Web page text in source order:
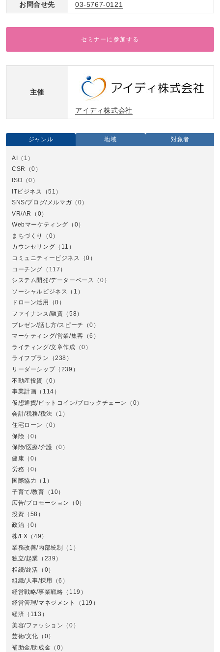
お問合せ先 03-5767-0121
セミナーに参加する
主催
アイディ株式会社
ジャンル 地域 対象者
AI （1）
CSR
（0）
ISO （0）
ITビジネス
（51）
SNS/ブログ/メルマガ （0）
VR/AR
（0）
Webマーケティング （0）
まちづくり
（0）
カウンセリング （11）
コミュニティービジネス
（0）
コーチング （117）
システム開発/データーベース （0）
ソーシャルビジネス （1）
ドローン活用
（0）
ファイナンス/融資 （58）
プレゼン/話し方/スピーチ
（0）
マーケティング/営業/集客 （6）
ライティング/文章作成 （0）
ライフプラン
（238）
リーダーシップ（239）
不動産投資 （0）
事業計画 （114）
仮想通貨/ビットコイン/ブロックチェーン
（0）
会計/税務/税法 （1）
住宅ローン
（0）
保険 （0）
保険/医療/介護 （0）
健康 （0）
労務 （0）
国際協力 （1）
子育て/教育 （10）
広告/プロモーション
（0）
投資 （58）
政治 （0）
株/FX （49）
業務改善/内部統制 （1）
独立/起業 （239）
相続/終活 （0）
組織/人事/採用
（6）
経営戦略/事業戦略 （119）
経営管理/マネジメント
（119）
経済 （113）
美容/ファッション （0）
芸術/文化 （0）
補助金/助成金 （0）